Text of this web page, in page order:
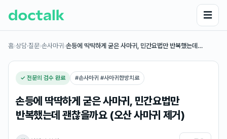
☰
홈›상담·질문›손사마귀 ›손등에 딱딱하게 굳은 사마귀, 민간요법만 반복했는데…
✓ 전문의 검수 완료 #손사마귀 #사마귀한방치료
손등에 딱딱하게 굳은 사마귀, 민간요법만
반복했는데 괜찮을까요 (오산 사마귀 제거)